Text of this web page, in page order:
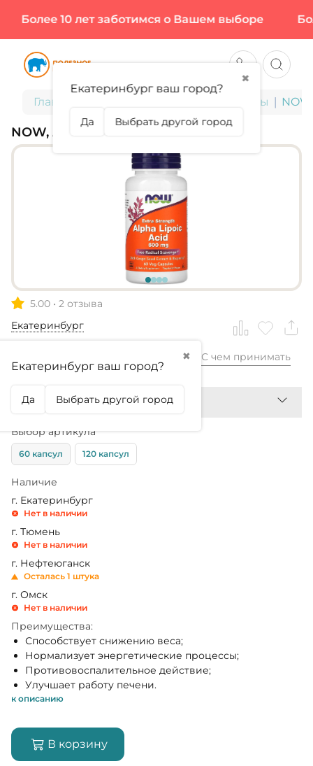
Более 10 лет заботимся о Вашем выборе
Главная БАДы для здоровья и красоты
NOW, ALPHA LIPOIC ACID 600 МГ
5.00 • 2 отзыва
Екатеринбург
✖
Екатеринбург ваш город?
Да Выбрать другой город
3 160,99₽ С чем принимать
Выбор артикула
60 капсул 120 капсул
Наличие
г. Екатеринбург
Нет в наличии
г. Тюмень
Нет в наличии
г. Нефтеюганск
Осталась 1 штука
г. Омск
Нет в наличии
Преимущества:
Способствует снижению веса;
Нормализует энергетические процессы;
Противовоспалительное действие;
Улучшает работу печени.
к описанию
В корзину
✖
Екатеринбург ваш город?
Да Выбрать другой город